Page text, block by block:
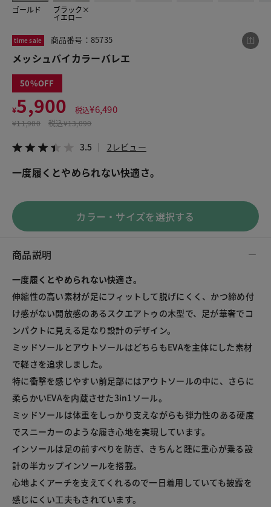
ゴールド ブラック×
イエロー
time sale 商品番号：85735
メッシュバイカラーバレエ
50
¥5,900 税込¥6,490
¥11,900 税込¥13,090
3.5 2レビュー
一度履くとやめられない快適さ。
カラー・サイズを選択する
商品説明
一度履くとやめられない快適さ。
伸縮性の高い素材が足にフィットして脱げにくく、かつ締め付
け感がない開放感のあるスクエアトゥの木型で、足が華奢でコ
ンパクトに見える足なり設計のデザイン。
ミッドソールとアウトソールはどちらもEVAを主体にした素材
で軽さを追求しました。
特に衝撃を感じやすい前足部にはアウトソールの中に、さらに
柔らかいEVAを内蔵させた3in1ソール。
ミッドソールは体重をしっかり支えながらも弾力性のある硬度
でスニーカーのような履き心地を実現しています。
インソールは足の前すべりを防ぎ、きちんと踵に重心が乗る設
計の半カップインソールを搭載。
心地よくアーチを支えてくれるので一日着用していても披露を
感じにくい工夫もされています。
この商品をシェアする
¥5,900
税込¥6,490